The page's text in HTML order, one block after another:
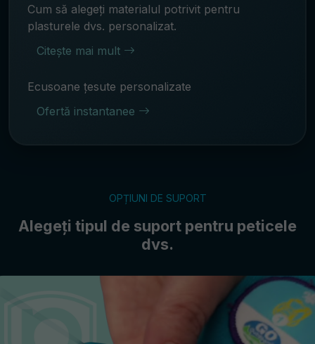
Cum să alegeți materialul potrivit pentru
plasturele dvs. personalizat.
Citește mai mult
Ecusoane țesute personalizate
Ofertă instantanee
OPȚIUNI DE SUPORT
Alegeți tipul de suport pentru peticele
dvs.